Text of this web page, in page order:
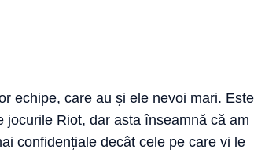
echipe, care au și ele nevoi mari. Este
Riot, dar asta înseamnă că am
confidențiale decât cele pe care vi le